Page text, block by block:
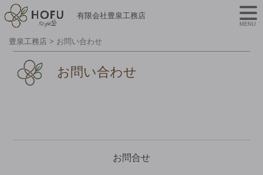
有限会社豊泉工務店
豊泉工務店 > お問い合わせ
お問い合わせ
お問合せ
MENU